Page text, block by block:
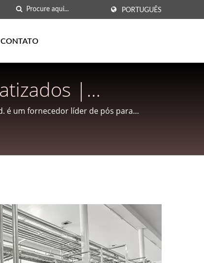
PORTUGUÊS
CONTATO
|
- CHIA-TZA-
é um fornecedor líder de pós para